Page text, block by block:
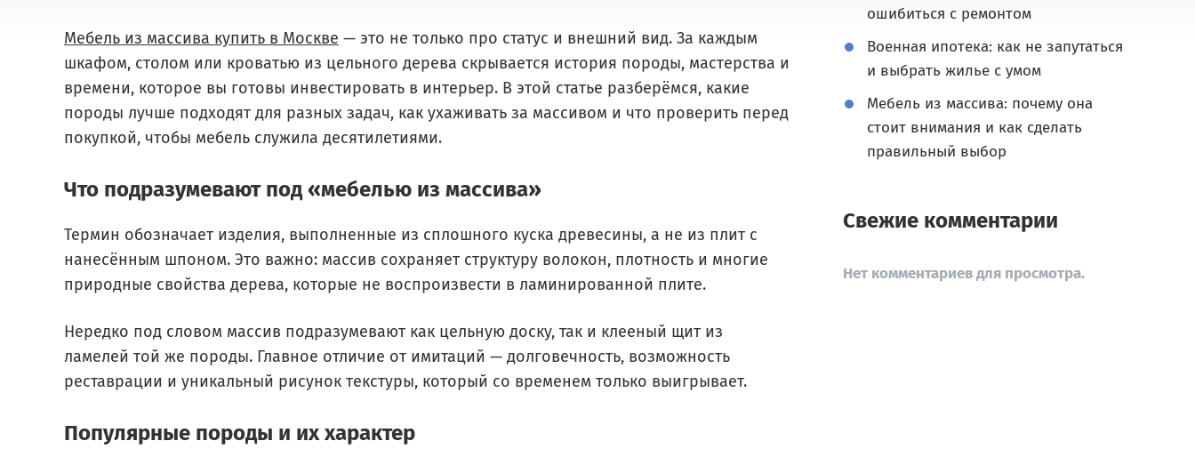
Мебель из массива купить в Москве — это не только про статус и внешний вид. За каждым
шкафом, столом или кроватью из цельного дерева скрывается история породы, мастерства и
времени, которое вы готовы инвестировать в интерьер. В этой статье разберёмся, какие
породы лучше подходят для разных задач, как ухаживать за массивом и что проверить перед
покупкой, чтобы мебель служила десятилетиями.
Что подразумевают под «мебелью из массива»
Термин обозначает изделия, выполненные из сплошного куска древесины, а не из плит с
нанесённым шпоном. Это важно: массив сохраняет структуру волокон, плотность и многие
природные свойства дерева, которые не воспроизвести в ламинированной плите.
Нередко под словом массив подразумевают как цельную доску, так и клееный щит из
ламелей той же породы. Главное отличие от имитаций — долговечность, возможность
реставрации и уникальный рисунок текстуры, который со временем только выигрывает.
Популярные породы и их характер
ошибиться с ремонтом
Военная ипотека: как не запутаться
и выбрать жилье с умом
Мебель из массива: почему она
стоит внимания и как сделать
правильный выбор
Свежие комментарии
Нет комментариев для просмотра.